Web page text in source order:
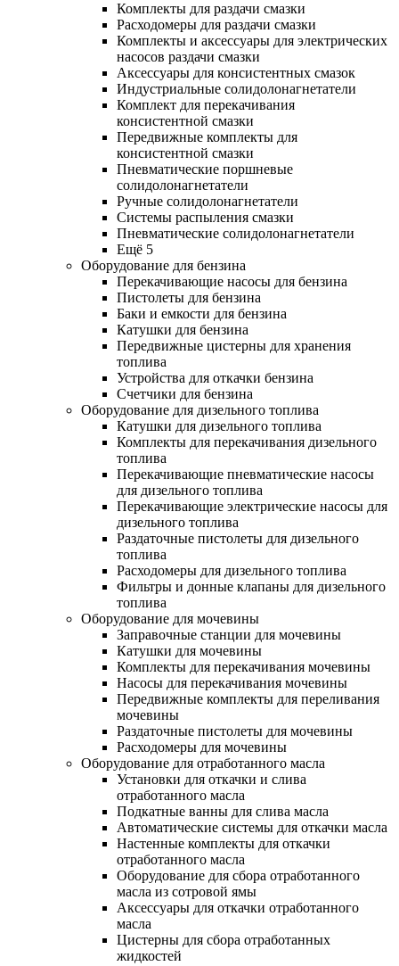
Комплекты для раздачи смазки
Расходомеры для раздачи смазки
Комплекты и аксессуары для электрических
насосов раздачи смазки
Аксессуары для консистентных смазок
Индустриальные солидолонагнетатели
Комплект для перекачивания
консистентной смазки
Передвижные комплекты для
консистентной смазки
Пневматические поршневые
солидолонагнетатели
Ручные солидолонагнетатели
Системы распыления смазки
Пневматические солидолонагнетатели
Ещё 5
Оборудование для бензина
Перекачивающие насосы для бензина
Пистолеты для бензина
Баки и емкости для бензина
Катушки для бензина
Передвижные цистерны для хранения
топлива
Устройства для откачки бензина
Счетчики для бензина
Оборудование для дизельного топлива
Катушки для дизельного топлива
Комплекты для перекачивания дизельного
топлива
Перекачивающие пневматические насосы
для дизельного топлива
Перекачивающие электрические насосы для
дизельного топлива
Раздаточные пистолеты для дизельного
топлива
Расходомеры для дизельного топлива
Фильтры и донные клапаны для дизельного
топлива
Оборудование для мочевины
Заправочные станции для мочевины
Катушки для мочевины
Комплекты для перекачивания мочевины
Насосы для перекачивания мочевины
Передвижные комплекты для переливания
мочевины
Раздаточные пистолеты для мочевины
Расходомеры для мочевины
Оборудование для отработанного масла
Установки для откачки и слива
отработанного масла
Подкатные ванны для слива масла
Автоматические системы для откачки масла
Настенные комплекты для откачки
отработанного масла
Оборудование для сбора отработанного
масла из сотровой ямы
Аксессуары для откачки отработанного
масла
Цистерны для сбора отработанных
жидкостей